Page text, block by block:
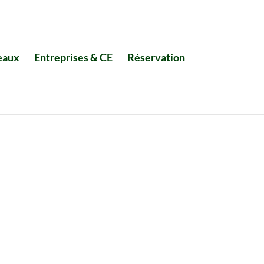
Entreprises & CE Réservation